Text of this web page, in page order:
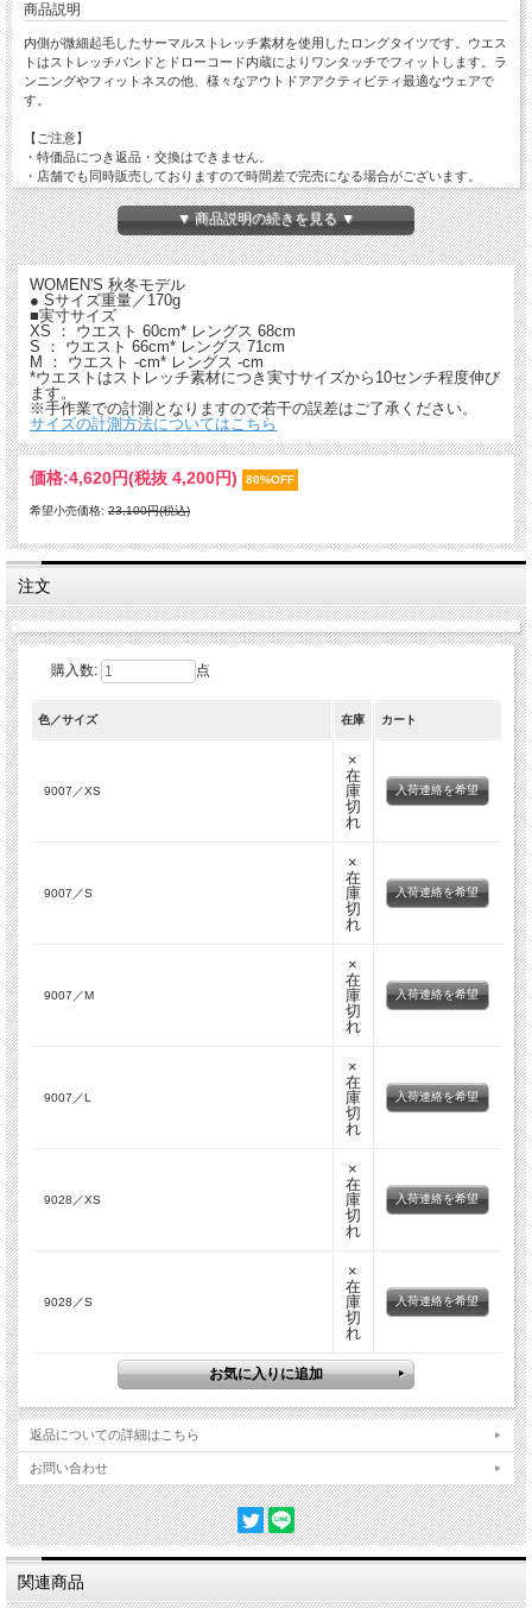
商品説明
内側が微細起毛したサーマルストレッチ素材を使用したロングタイツです。ウエス
トはストレッチバンドとドローコード内蔵によりワンタッチでフィットします。ラ
ンニングやフィットネスの他、様々なアウトドアアクティビティ最適なウェアで
す。
【ご注意】
・特価品につき返品・交換はできません。
・店舗でも同時販売しておりますので時間差で完売になる場合がございます。
以上、予めご了承ください。
▼ 商品説明の続きを見る ▼
WOMEN'S 秋冬モデル
● Sサイズ重量／170g
■実寸サイズ
XS ： ウエスト 60cm* レングス 68cm
S ： ウエスト 66cm* レングス 71cm
M ： ウエスト -cm* レングス -cm
*ウエストはストレッチ素材につき実寸サイズから10センチ程度伸び
ます。
※手作業での計測となりますので若干の誤差はご了承ください。
サイズの計測方法についてはこちら
価格:4,620円(税抜 4,200円) 80%OFF
希望小売価格: 23,100円(税込)
注文
購入数: 点
色／サイズ 在庫 カート
9007／XS
×
在
庫
切
れ
入荷連絡を希望
9007／S
×
在
庫
切
れ
入荷連絡を希望
9007／M
×
在
庫
切
れ
入荷連絡を希望
9007／L
×
在
庫
切
れ
入荷連絡を希望
9028／XS
×
在
庫
切
れ
入荷連絡を希望
9028／S
×
在
庫
切
れ
入荷連絡を希望
返品についての詳細はこちら
お問い合わせ
関連商品